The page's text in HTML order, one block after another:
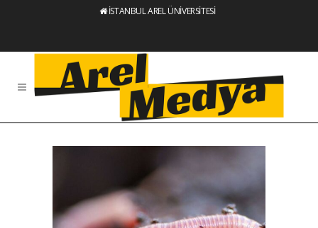
İSTANBUL AREL ÜNİVERSİTESİ